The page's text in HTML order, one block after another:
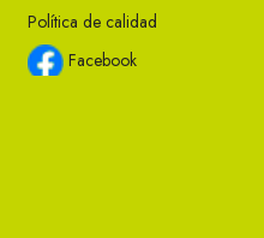
Política de calidad
Facebook